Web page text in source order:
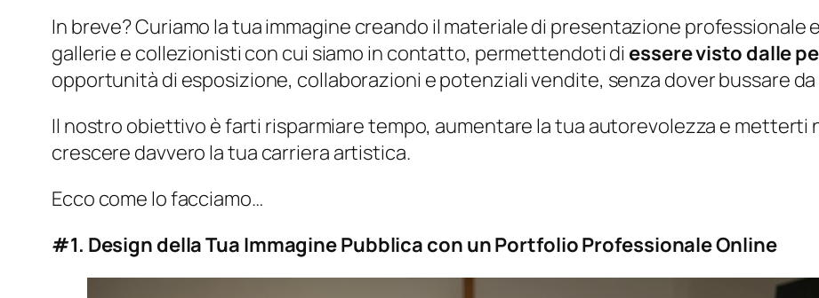
In breve? Curiamo la tua immagine creando il materiale di presentazione professionale
gallerie e collezionisti con cui siamo in contatto, permettendoti di essere visto dalle
opportunità di esposizione, collaborazioni e potenziali vendite, senza dover bussare
Il nostro obiettivo è farti risparmiare tempo, aumentare la tua autorevolezza e metterti
crescere davvero la tua carriera artistica.
Ecco come lo facciamo…
#1. Design della Tua Immagine Pubblica con un Portfolio Professionale Online